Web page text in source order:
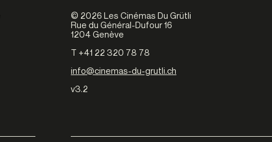
© 2026 Les Cinémas Du Grütli
Rue du Général-Dufour 16
1204 Genève
T +41 22 320 78 78
info@cinemas-du-grutli.ch
v3.2